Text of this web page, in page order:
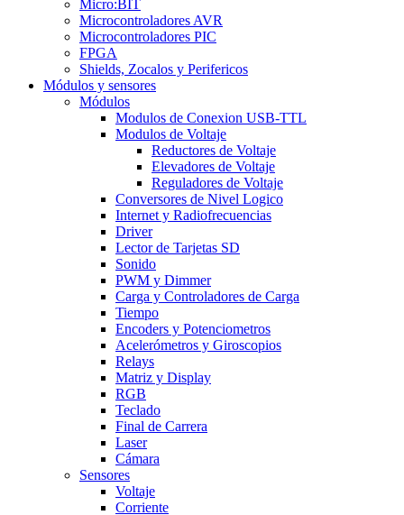
Micro:BIT
Microcontroladores AVR
Microcontroladores PIC
FPGA
Shields, Zocalos y Perifericos
Módulos y sensores
Módulos
Modulos de Conexion USB-TTL
Modulos de Voltaje
Reductores de Voltaje
Elevadores de Voltaje
Reguladores de Voltaje
Conversores de Nivel Logico
Internet y Radiofrecuencias
Driver
Lector de Tarjetas SD
Sonido
PWM y Dimmer
Carga y Controladores de Carga
Tiempo
Encoders y Potenciometros
Acelerómetros y Giroscopios
Relays
Matriz y Display
RGB
Teclado
Final de Carrera
Laser
Cámara
Sensores
Voltaje
Corriente